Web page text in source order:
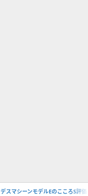
デスマシーンモデルEのこころS評